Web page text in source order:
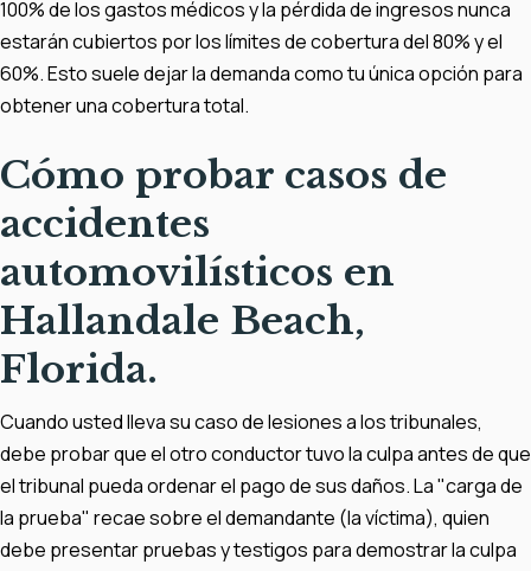
100% de los gastos médicos y la pérdida de ingresos nunca
estarán cubiertos por los límites de cobertura del 80% y el
60%. Esto suele dejar la demanda como tu única opción para
obtener una cobertura total.
Cómo probar casos de
accidentes
automovilísticos en
Hallandale Beach,
Florida.
Cuando usted lleva su caso de lesiones a los tribunales,
debe probar que el otro conductor tuvo la culpa antes de que
el tribunal pueda ordenar el pago de sus daños. La "carga de
la prueba" recae sobre el demandante (la víctima), quien
debe presentar pruebas y testigos para demostrar la culpa